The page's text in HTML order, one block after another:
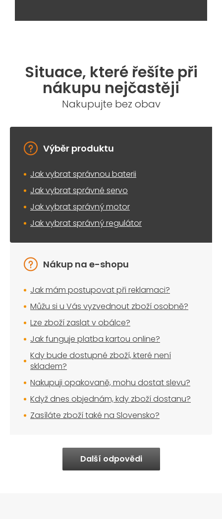
Situace, které řešíte při
nákupu nejčastěji
Nakupujte bez obav
Výběr produktu
Jak vybrat správnou baterii
Jak vybrat správné servo
Jak vybrat správný motor
Jak vybrat správný regulátor
Nákup na e-shopu
Jak mám postupovat při reklamaci?
Můžu si u Vás vyzvednout zboží osobně?
Lze zboží zaslat v obálce?
Jak funguje platba kartou online?
Kdy bude dostupné zboží, které není
skladem?
Nakupuji opakovaně, mohu dostat slevu?
Když dnes objednám, kdy zboží dostanu?
Zasíláte zboží také na Slovensko?
Další odpovědi